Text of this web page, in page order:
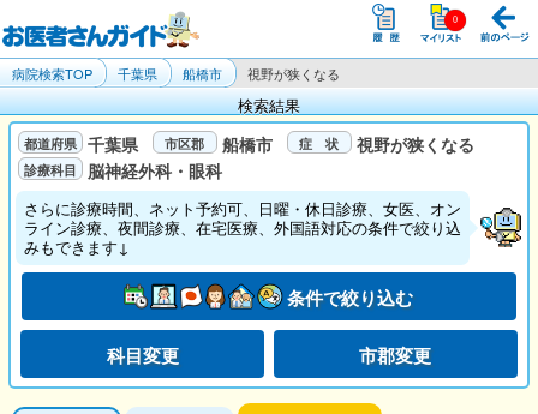
病院検索TOP 千葉県 船橋市 視野が狭くなる
検索結果
千葉県 船橋市
視野が狭くなる
脳神経外科・眼科
さらに診療時間、ネット予約可、日曜・休日診療、女医、オン
ライン診療、夜間診療、在宅医療、外国語対応の条件で絞り込
みもできます↓
条件で絞り込む
科目変更 市郡変更